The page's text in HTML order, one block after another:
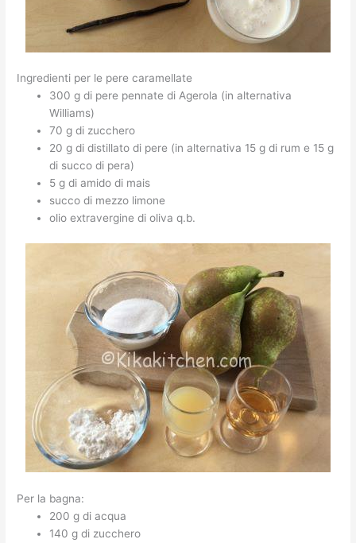
Ingredienti per le pere caramellate
300 g di pere pennate di Agerola (in alternativa
Williams)
70 g di zucchero
20 g di distillato di pere (in alternativa 15 g di rum e 15 g
di succo di pera)
5 g di amido di mais
succo di mezzo limone
olio extravergine di oliva q.b.
Per la bagna:
200 g di acqua
140 g di zucchero